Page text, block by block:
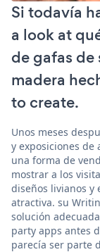
Si todavía
a look at
de gafas de
madera
to create.
Unos meses
y exposiciones de
una forma de
mostrar a los
diseños livianos y
atractiva. su
solución
party apps antes
parecía ser parte